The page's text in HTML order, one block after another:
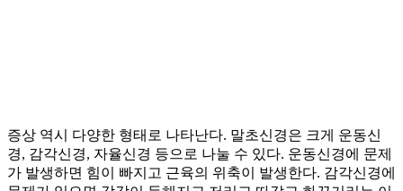
증상 역시 다양한 형태로 나타난다. 말초신경은 크게 운동신
경, 감각신경, 자율신경 등으로 나눌 수 있다. 운동신경에 문제
가 발생하면 힘이 빠지고 근육의 위축이 발생한다. 감각신경에